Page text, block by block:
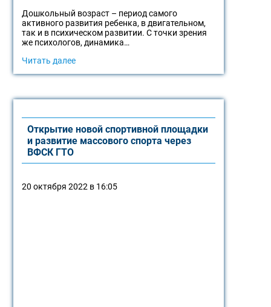
Дошкольный возраст – период самого
активного развития ребенка, в двигательном,
так и в психическом развитии. С точки зрения
же психологов, динамика…
Читать далее
Открытие новой спортивной площадки
и развитие массового спорта через
ВФСК ГТО
20 октября 2022 в 16:05